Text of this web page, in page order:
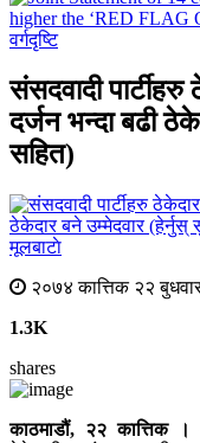
वर्गदृष्टि
संसदवादी पार्टीहरु
दर्जन भन्दा बढी
सहित)
मूलबाटाे
२०७४ कात्तिक २२
1.3K
shares
काठमाडौं, २२ कात्तिक ।